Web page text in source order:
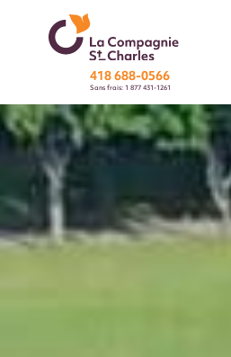
418 688-0566
Sans frais: 1 877 431-1261